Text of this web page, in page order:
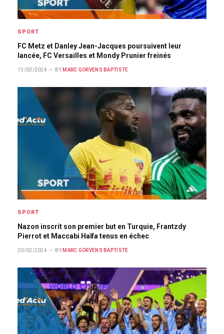
SPORT
FC Metz et Danley Jean-Jacques poursuivent leur
lancée, FC Versailles et Mondy Prunier freinés
13/03/2024 BY MARC GORVENS BAPTISTE
SPORT
Nazon inscrit son premier but en Turquie, Frantzdy
Pierrot et Maccabi Haïfa tenus en échec
20/02/2024 BY MARC GORVENS BAPTISTE